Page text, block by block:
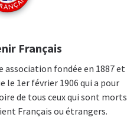
Français
association fondée en 1887 et
le 1er février 1906 qui a pour
de tous ceux qui sont morts
Français ou étrangers.